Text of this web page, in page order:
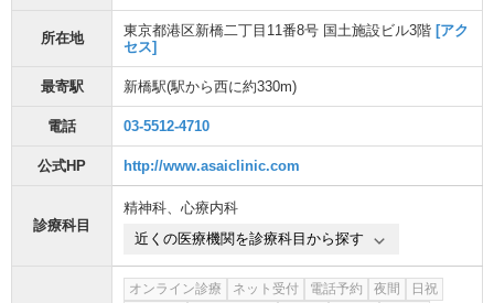
所在地 東京都港区新橋二丁目11番8号 国土施設ビル3階 [アク
セス]
最寄駅 新橋駅(駅から西に約330m)
電話 03-5512-4710
公式HP http://www.asaiclinic.com
診療科目
精神科、 心療内科
近くの医療機関を診療科目から探す
オンライン診療 ネット受付 電話予約 夜間
日祝